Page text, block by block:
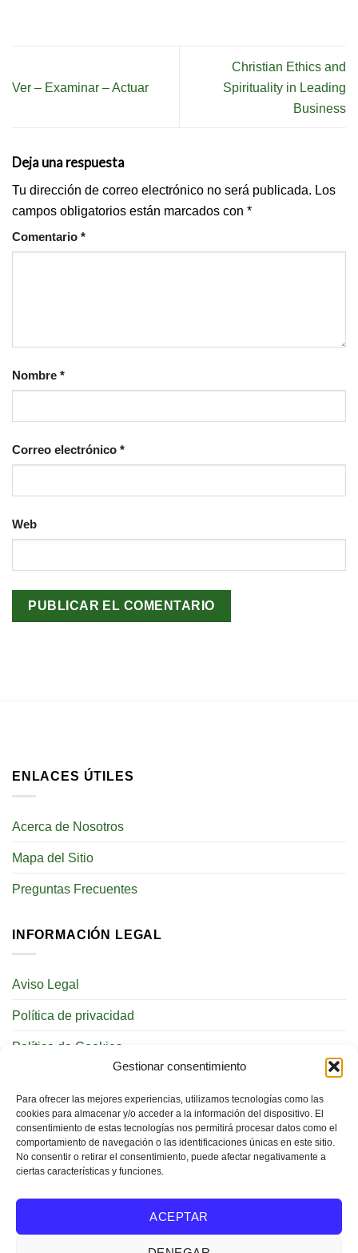
Gestionar consentimiento
Para ofrecer las mejores experiencias, utilizamos tecnologías como las
cookies para almacenar y/o acceder a la información del dispositivo. El
consentimiento de estas tecnologías nos permitirá procesar datos como el
comportamiento de navegación o las identificaciones únicas en este sitio.
No consentir o retirar el consentimiento, puede afectar negativamente a
ciertas características y funciones.
ACEPTAR
Ver – Examinar – Actuar
Christian Ethics and
Spirituality in Leading
Business
Deja una respuesta
Tu dirección de correo electrónico no será publicada. Los
campos obligatorios están marcados con *
Comentario *
Nombre *
Correo electrónico *
Web
ENLACES ÚTILES
Acerca de Nosotros
Mapa del Sitio
Preguntas Frecuentes
INFORMACIÓN LEGAL
Aviso Legal
Política de privacidad
Política de Cookies